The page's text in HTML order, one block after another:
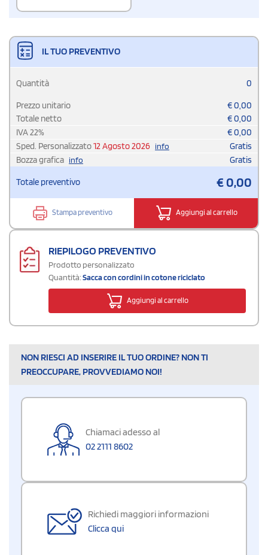
IL TUO PREVENTIVO
Quantità 0
Prezzo unitario €0,00
Totale netto
€0,00
IVA22% €0,00
Sped. Personalizzato12 Agosto 2026 info
Gratis
Bozza grafica info Gratis
Totale preventivo €0,00
Stampa preventivo Aggiungi al carrello
RIEPILOGO PREVENTIVO
Prodotto personalizzato
Quantità:Sacca con cordini in cotone riciclato
Aggiungi al carrello
NON RIESCI AD INSERIRE IL TUO ORDINE? NON TI
PREOCCUPARE, PROVVEDIAMO NOI!
Chiamaci adesso al
02 2111 8602
Richiedi maggiori informazioni
Clicca qui